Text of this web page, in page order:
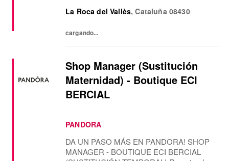
icònic fundador, Karl Lagerfeld. Som l’única
La Roca del Vallès,Cataluña 08430
cargando...
Shop Manager (Sustitución
Maternidad) - Boutique ECI
BERCIAL
PANDORA
DA UN PASO MÁS EN PANDORA! SHOP
MANAGER - BOUTIQUE ECI BERCIAL